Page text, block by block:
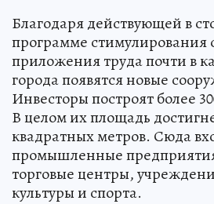
Благодаря действующей в
программе стимулирования
приложения труда почти в
города появятся новые
Инвесторы построят более
В целом их площадь
квадратных метров. Сюда
промышленные
торговые центры,
культуры и спорта.